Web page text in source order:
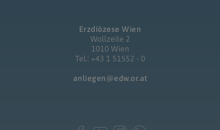
Erzdiözese Wien
Wollzeile 2
1010 Wien
Tel.: +43 1 51552 - 0
anliegen@edw.or.at